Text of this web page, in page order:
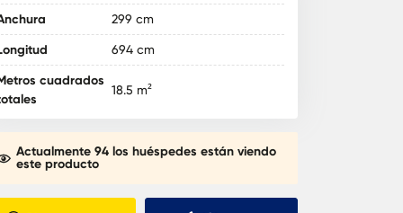
299 cm
694 cm
cuadrados
18.5 m²
Actualmente 94 los huéspedes están viendo
este producto